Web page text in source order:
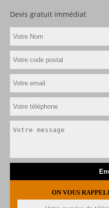
Devis gratuit immédiat
ON VOUS